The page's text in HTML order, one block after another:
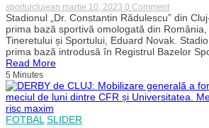
sportulclujean martie 10, 2023 0 Commenton
Prima
bază
sportivă
omologată
din
la
Cluj.
Ministrul
Stadionul „Dr. Constantin Rădulescu” din
prima bază sportivă omologată din
Tineretului și Sportului, Eduard Novak.
prima bază introdusă în Registrul Bazelor
Read More
5 Minutes
FOTBAL SLIDER